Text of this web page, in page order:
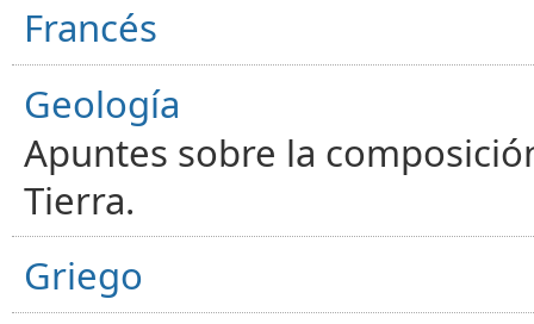
Francés
Geología
Apuntes sobre la
Tierra.
Griego